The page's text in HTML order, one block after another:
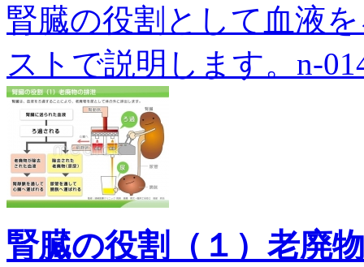
腎臓の役割として血液
ストで説明します。n-
腎臓の役割（１）老廃